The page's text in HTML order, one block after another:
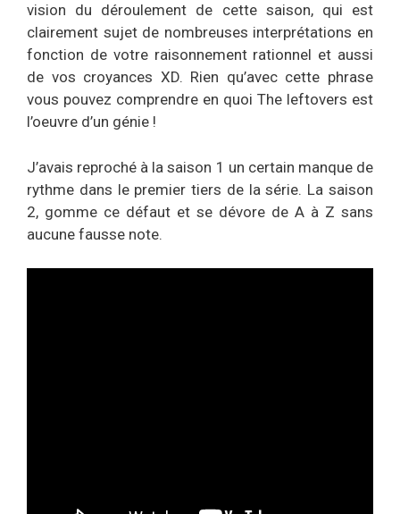
vision du déroulement de cette saison, qui est
clairement sujet de nombreuses interprétations en
fonction de votre raisonnement rationnel et aussi
de vos croyances XD. Rien qu’avec cette phrase
vous pouvez comprendre en quoi The leftovers est
l’oeuvre d’un génie !
J’avais reproché à la saison 1 un certain manque de
rythme dans le premier tiers de la série. La saison
2, gomme ce défaut et se dévore de A à Z sans
aucune fausse note.